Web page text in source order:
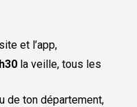
et l’app,
la veille, tous les
de ton département,